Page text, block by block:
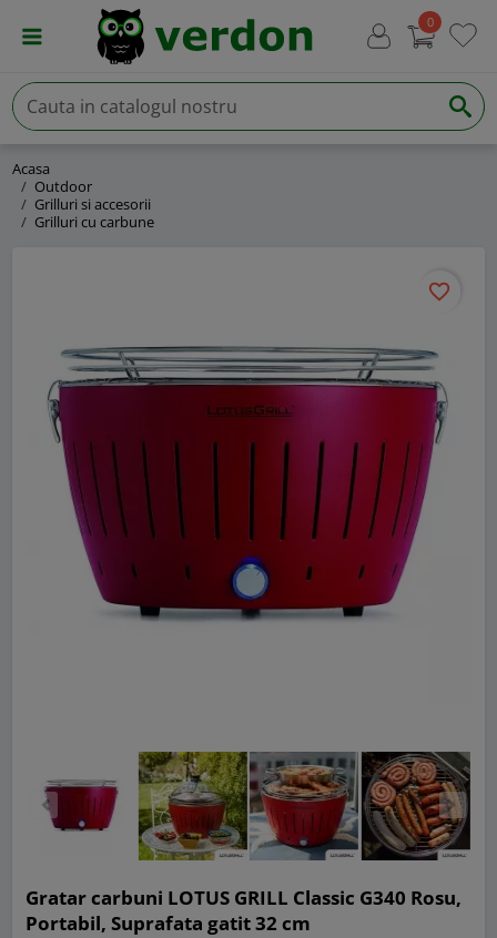
0
Acasa
Outdoor
Grilluri si accesorii
Grilluri cu carbune
favorite_border
Gratar carbuni LOTUS GRILL Classic G340 Rosu,
Portabil, Suprafata gatit 32 cm